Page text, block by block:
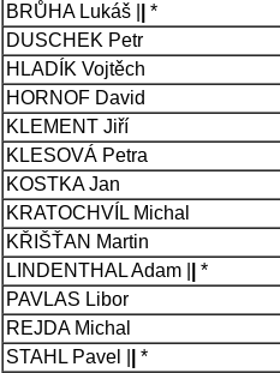
BRŮHA Lukáš |
*
DUSCHEK Petr
HLADÍK Vojtěch
HORNOF David
KLEMENT Jiří
KLESOVÁ Petra
KOSTKA Jan
KRATOCHVÍL Michal
KŘIŠŤAN Martin
LINDENTHAL Adam |
*
PAVLAS Libor
REJDA Michal
STAHL Pavel |
*